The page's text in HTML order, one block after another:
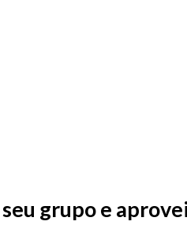
grupo e